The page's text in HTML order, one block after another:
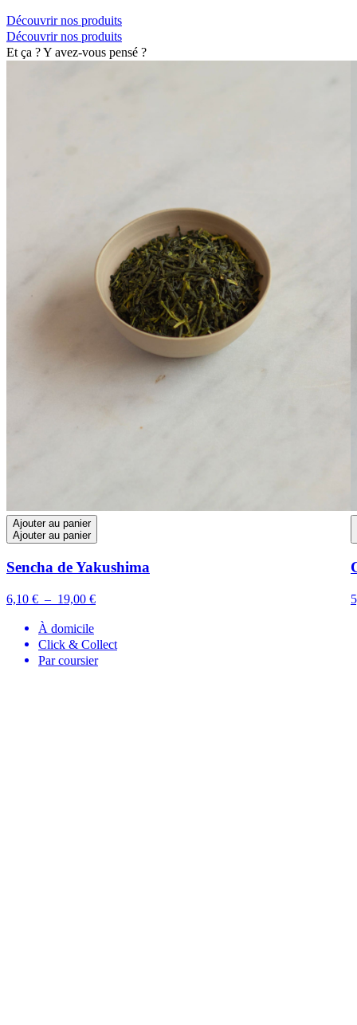
Découvrir nos produits
Découvrir nos produits
Et ça ? Y avez-vous pensé ?
Ajouter au panier
Ajouter au panier
Sencha de Yakushima
6,10 € – 19,00 €Plage
6,10 €
à
À domicile
Click & Collect
Par coursier